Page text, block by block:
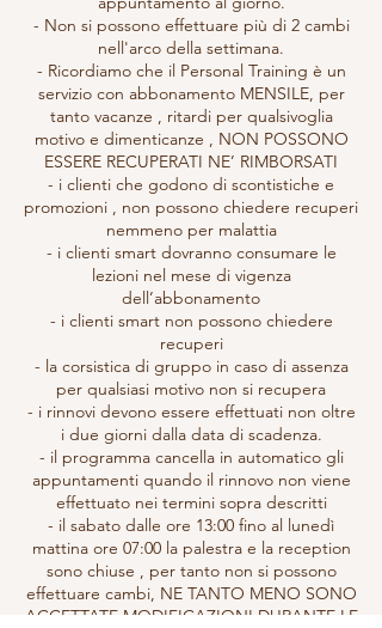
- Non si possono effettuare più di 2 cambi
nell'arco della settimana.
- Ricordiamo che il Personal Training è un
servizio con abbonamento MENSILE, per
tanto vacanze , ritardi per qualsivoglia
motivo e dimenticanze , NON POSSONO
ESSERE RECUPERATI NE’ RIMBORSATI
- i clienti che godono di scontistiche e
promozioni , non possono chiedere recuperi
nemmeno per malattia
- i clienti smart dovranno consumare le
lezioni nel mese di vigenza
dell’abbonamento
- i clienti smart non possono chiedere
recuperi
- la corsistica di gruppo in caso di assenza
per qualsiasi motivo non si recupera
- i rinnovi devono essere effettuati non oltre
i due giorni dalla data di scadenza.
- il programma cancella in automatico gli
appuntamenti quando il rinnovo non viene
effettuato nei termini sopra descritti
- il sabato dalle ore 13:00 fino al lunedì
mattina ore 07:00 la palestra e la reception
sono chiuse , per tanto non si possono
effettuare cambi, NE TANTO MENO SONO
ACCETTATE MODIFICAZIONI DURANTE LE